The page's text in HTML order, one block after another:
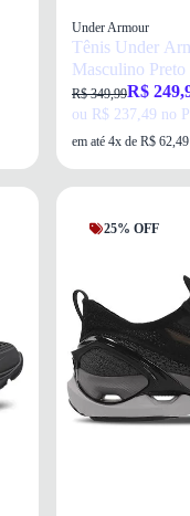
Under Armour
Tênis Under
Masculino Preto
R$ 349,99R$
ou R$ 237,49 no
em até 4x de R$ 62,49
25% OFF